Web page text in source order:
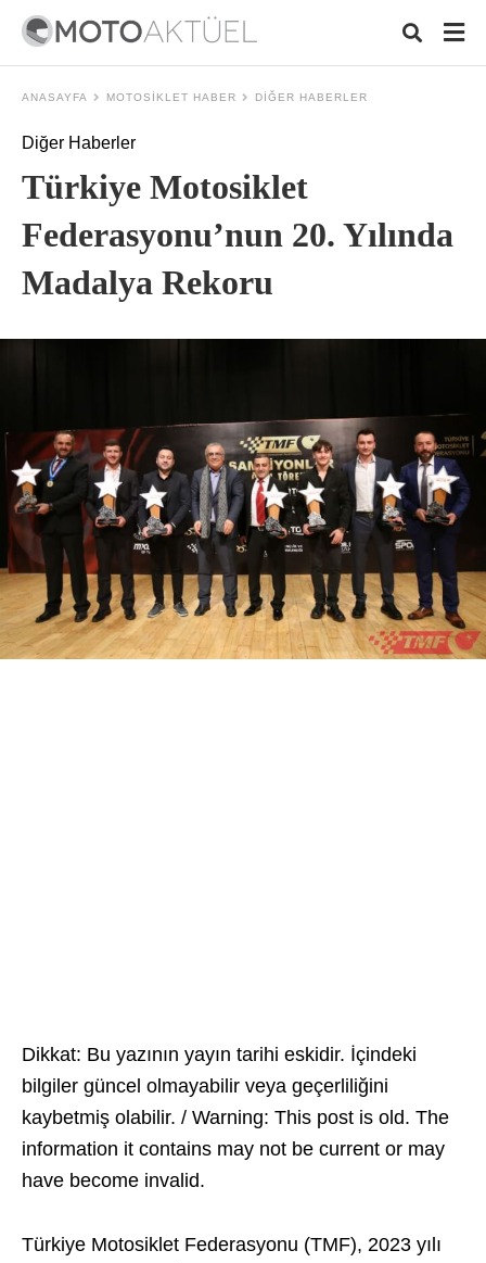
and
ANASAYFA MOTOSIKLET HABER DIĞER HABERLER
Diğer Haberler
Türkiye Motosiklet
Federasyonu’nun 20. Yılında
Madalya Rekoru
Dikkat: Bu yazının yayın tarihi eskidir. İçindeki
bilgiler güncel olmayabilir veya geçerliliğini
kaybetmiş olabilir. / Warning: This post is old. The
information it contains may not be current or may
have become invalid.
Türkiye Motosiklet Federasyonu (TMF), 2023 yılı